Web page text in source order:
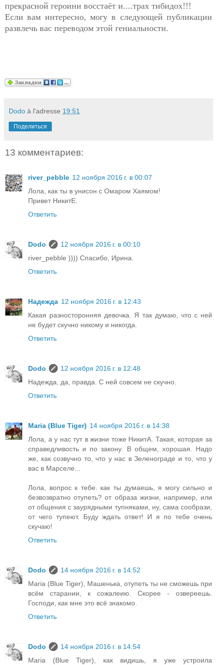
прекрасной героини восстаёт и....трах тибидох!!!
Если вам интересно, могу в следующей публикации
развлечь вас переводом этой гениальности.
Dodo à l'adresse 19:51
Поделиться
13 комментариев:
river_pebble 12 ноября 2016 г. в 00:07
Лола, как ты в унисон с Омаром Хаямом!
Привет НикитЕ.
Ответить
Dodo
12 ноября 2016 г. в 00:10
river_pebble )))) Спасибо, Ирина.
Ответить
Надежда 12 ноября 2016 г. в 12:43
Какая разносторонняя девочка. Я так думаю, что с ней
не будет скучно никому и никогда.
Ответить
Dodo
12 ноября 2016 г. в 12:48
Надежда, да, правда. С ней совсем не скучно.
Ответить
Maria (Blue Tiger) 14 ноября 2016 г. в 14:38
Лола, а у нас тут в жизни тоже НикитА. Такая, которая за
справедливость и по закону. В общем, хорошая. Надо
же, как созвучно то, что у нас в Зеленограде и то, что у
вас в Марселе...
Лола, вопрос к тебе. как ты думаешь, я могу сильно и
безвозвратно отупеть? от образа жизни, например, или
от общения с заурядными тупняками, ну, сама сообрази,
от чего тупеют. Буду ждать ответ! И я по тебе очень
скучаю!
Ответить
Dodo
14 ноября 2016 г. в 14:52
Maria (Blue Tiger), Машенька, отупеть ты не сможешь при
всём старании, к сожалеию. Скорее - озвереешь.
Господи, как мне это всё знакомо.
Ответить
Dodo
14 ноября 2016 г. в 14:54
Maria (Blue Tiger), как видишь, я уже устроила